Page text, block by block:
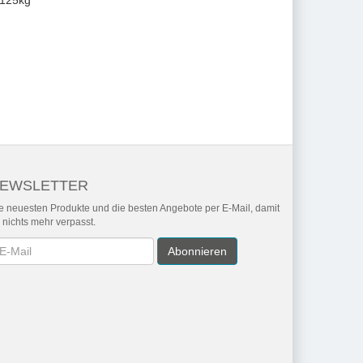
neuesten Produkte und die besten Angebote per E-Mail, damit
nichts mehr verpasst.
Abonnieren